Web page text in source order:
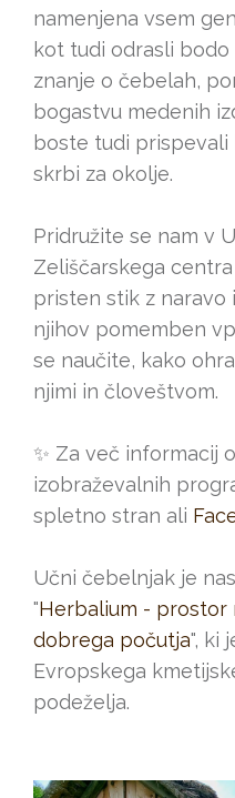
namenjena vsem
kot tudi odrasli
znanje o čebelah,
bogastvu medenih
boste tudi prispevali
skrbi za okolje.
Pridružite se nam v
Zeliščarskega
pristen stik z naravo
njihov pomemben
se naučite, kako
njimi in človeštvom.
✨ Za več informacij
izobraževalnih
spletno stran ali
Učni čebelnjak je
"Herbalium - prostor
dobrega počutja", ki
Evropskega
podeželja.